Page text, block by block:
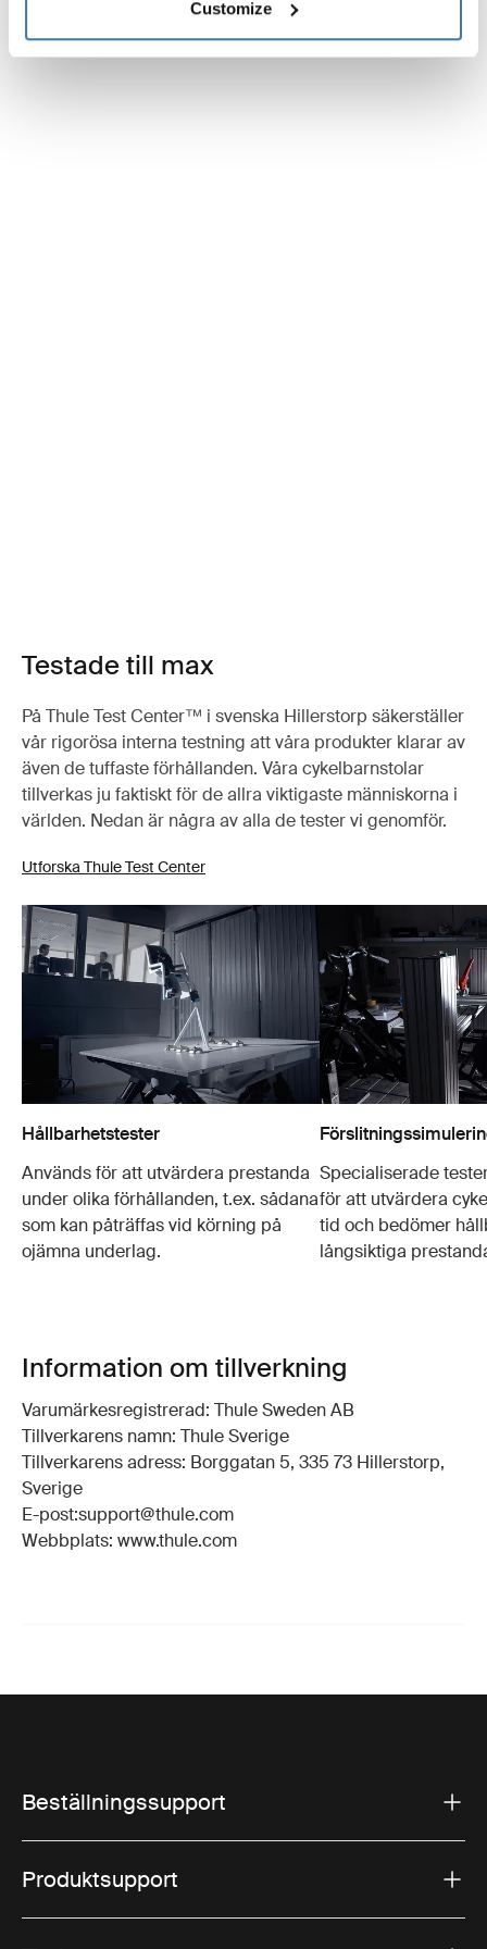
Customize
Testade till max
På Thule Test Center™ i svenska Hillerstorp säkerställer
vår rigorösa interna testning att våra produkter klarar av
även de tuffaste förhållanden. Våra cykelbarnstolar
tillverkas ju faktiskt för de allra viktigaste människorna i
världen. Nedan är några av alla de tester vi genomför.
Utforska Thule Test Center
Hållbarhetstester
Används för att utvärdera prestanda
under olika förhållanden, t.ex. sådana
som kan påträffas vid körning på
ojämna underlag.
Specialiserade
för att utvärdera
tid och bedömer
långsiktiga
Information om tillverkning
Varumärkesregistrerad: Thule Sweden AB
Tillverkarens namn: Thule Sverige
Tillverkarens adress: Borggatan 5, 335 73 Hillerstorp,
Sverige
E-post:support@thule.com
Webbplats: www.thule.com
Beställningssupport
Produktsupport